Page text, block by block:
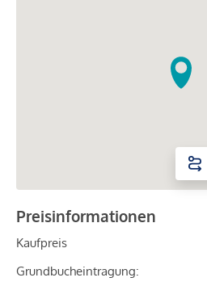
Preisinformationen
Kaufpreis
Grundbucheintragung: